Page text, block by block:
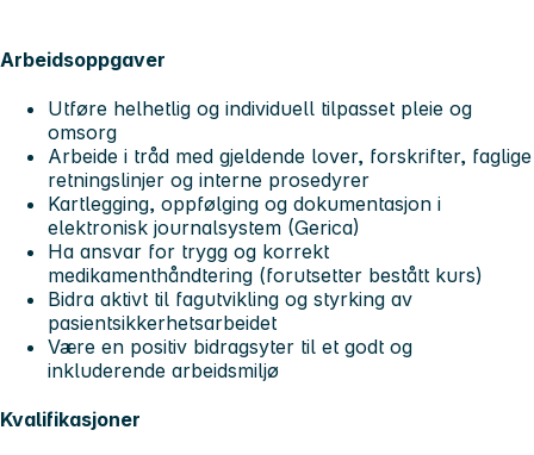
Arbeidsoppgaver
Utføre helhetlig og individuell tilpasset pleie og
omsorg
Arbeide i tråd med gjeldende lover, forskrifter, faglige
retningslinjer og interne prosedyrer
Kartlegging, oppfølging og dokumentasjon i
elektronisk journalsystem (Gerica)
Ha ansvar for trygg og korrekt
medikamenthåndtering (forutsetter bestått kurs)
Bidra aktivt til fagutvikling og styrking av
pasientsikkerhetsarbeidet
Være en positiv bidragsyter til et godt og
inkluderende arbeidsmiljø
Kvalifikasjoner